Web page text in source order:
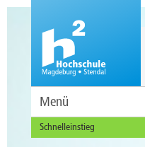
Menü
Schnelleinstieg